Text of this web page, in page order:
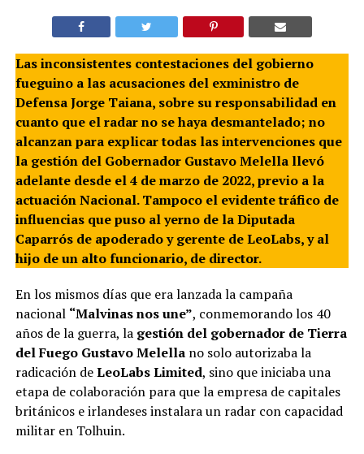
Las inconsistentes contestaciones del gobierno
fueguino a las acusaciones del exministro de
Defensa Jorge Taiana, sobre su responsabilidad en
cuanto que el radar no se haya desmantelado; no
alcanzan para explicar todas las intervenciones que
la gestión del Gobernador Gustavo Melella llevó
adelante desde el 4 de marzo de 2022, previo a la
actuación Nacional. Tampoco el evidente tráfico de
influencias que puso al yerno de la Diputada
Caparrós de apoderado y gerente de LeoLabs, y al
hijo de un alto funcionario, de director.
En los mismos días que era lanzada la campaña
nacional “Malvinas nos une”, conmemorando los 40
años de la guerra, la gestión del gobernador de Tierra
del Fuego Gustavo Melella no solo autorizaba la
radicación deLeoLabs Limited, sino que iniciaba una
etapa de colaboración para que la empresa de capitales
británicos e irlandeses instalara un radar con capacidad
militar en Tolhuin.